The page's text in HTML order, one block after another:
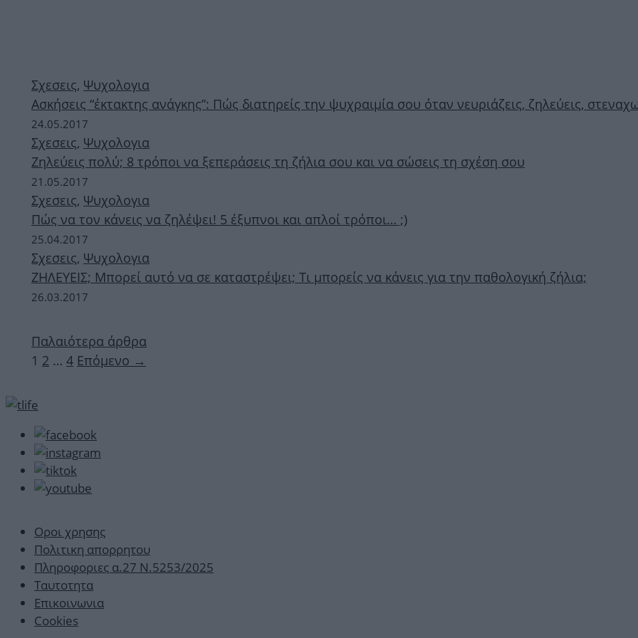
Σχεσεις, Ψυχολογια
Ασκήσεις “έκτακτης ανάγκης”: Πώς διατηρείς την ψυχραιμία σου όταν νευριάζεις, ζηλεύεις,
24.05.2017
Σχεσεις, Ψυχολογια
Ζηλεύεις πολύ; 8 τρόποι να ξεπεράσεις τη ζήλια σου και να σώσεις τη σχέση σου
21.05.2017
Σχεσεις, Ψυχολογια
Πώς να τον κάνεις να ζηλέψει! 5 έξυπνοι και απλοί τρόποι… ;)
25.04.2017
Σχεσεις, Ψυχολογια
ΖΗΛΕΥΕΙΣ; Μπορεί αυτό να σε καταστρέψει; Τι μπορείς να κάνεις για την παθολογική ζήλια;
26.03.2017
Παλαιότερα άρθρα
Σελίδα
1 Σελίδα
2 … Σελίδα
4 Επόμενο →
Οροι χρησης
Πολιτικη απορρητου
Πληροφοριες α.27 Ν.5253/2025
Ταυτοτητα
Επικοινωνια
Cookies